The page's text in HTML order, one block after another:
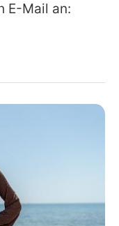
E-Mail an: